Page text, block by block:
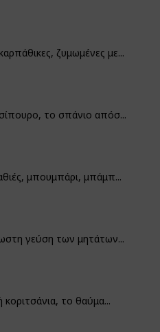
ζυμωμένες με...
το σπάνιο απόσ...
μπουμπάρι, μπάμπ...
γεύση των μητάτων...
κοριτσάνια, το θαύμα...